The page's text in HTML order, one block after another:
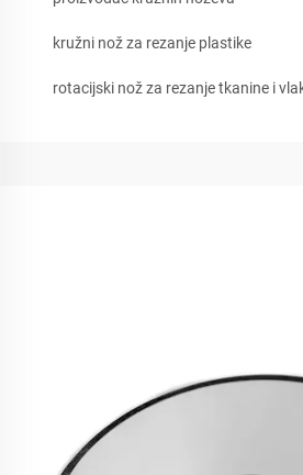
kružni nož za rezanje plastike
rotacijski nož za rezanje tkanine i